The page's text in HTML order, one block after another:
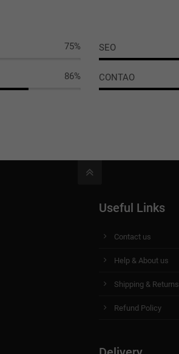
75% SEO
86% CONTAO
Useful Links
Contact us
Help & About us
Shipping & Returns
Refund Policy